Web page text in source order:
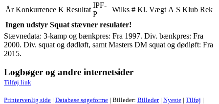
År Konkurrence K Resultat
IPF-
P
Wilks # Kl. Vægt A S Klub Rek
Ingen udstyr Squat stævner resulater!
Stævnedata: 3-kamp og bænkpres: Fra 1997. Div. bænkpres: Fra
2000. Div. squat og dødløft, samt Masters DM squat og dødløft: Fra
2015.
Logbøger og andre internetsider
Tilføj link
Printervenlig side | Database søgeforme | Billeder: Billeder| Nyeste | Tilføj |